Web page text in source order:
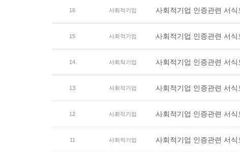
16 사회적기업 사회적기업 인증관련 서식
15 사회적기업 사회적기업 인증관련 서
14 사회적기업 사회적기업 인증관련 서
13 사회적기업 사회적기업 인증관련 서식
12 사회적기업 사회적기업 인증관련 서
11 사회적기업 사회적기업 인증관련 서